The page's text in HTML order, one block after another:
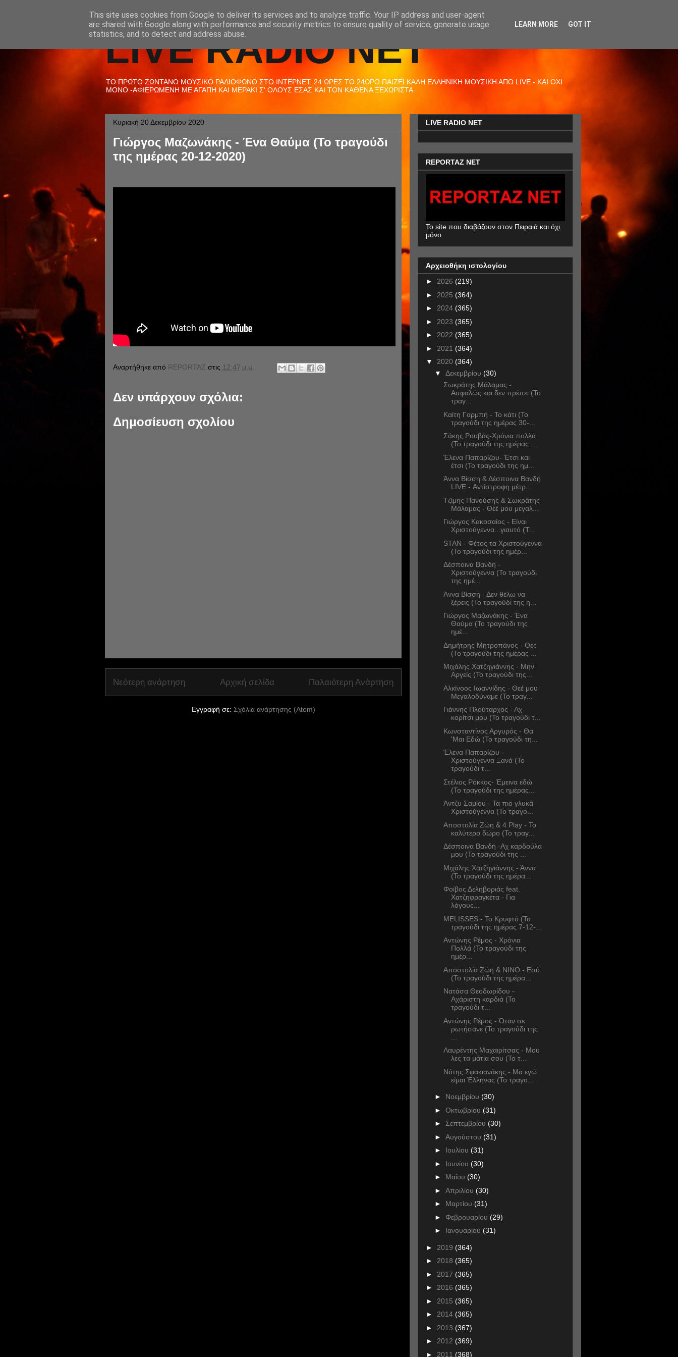
LIVE RADIO NET
ΤΟ ΠΡΩΤΟ ΖΩΝΤΑΝΟ ΜΟΥΣΙΚΟ ΡΑΔΙΟΦΩΝΟ ΣΤΟ ΙΝΤΕΡΝΕΤ. 24 ΩΡΕΣ ΤΟ 24ΩΡΟ ΠΑΙΖΕΙ ΚΑΛΗ ΕΛΛΗΝΙΚΗ ΜΟΥΣΙΚΗ ΑΠΟ LIVE - ΚΑΙ ΟΧΙ
ΜΟΝΟ -ΑΦΙΕΡΩΜΕΝΗ ΜΕ ΑΓΑΠΗ ΚΑΙ ΜΕΡΑΚΙ Σ' ΟΛΟΥΣ ΕΣΑΣ ΚΑΙ ΤΟΝ ΚΑΘΕΝΑ ΞΕΧΩΡΙΣΤΑ.
Κυριακή 20 Δεκεμβρίου 2020
Γιώργος Μαζωνάκης - Ένα Θαύμα (Το τραγούδι
της ημέρας 20-12-2020)
Αναρτήθηκε από REPORTAZ στις 12:47 μ.μ.
Δεν υπάρχουν σχόλια:
Δημοσίευση σχολίου
Νεότερη ανάρτηση Παλαιότερη Ανάρτηση
Αρχική σελίδα
Εγγραφή σε: Σχόλια ανάρτησης (Atom)
LIVE RADIO NET
REPORTAZ NET
To site που διαβάζουν στον Πειραιά και όχι
μόνο
Αρχειοθήκη ιστολογίου
► 2026 (219)
► 2025 (364)
► 2024 (365)
► 2023 (365)
► 2022 (365)
► 2021 (364)
▼ 2020 (364)
▼ Δεκεμβρίου (30)
Σωκράτης Μάλαμας -
Ασφαλώς και δεν πρέπει (Το
τραγ...
Καίτη Γαρμπή - Το κάτι (Το
τραγούδι της ημέρας 30-...
Σάκης Ρουβάς-Χρόνια πολλά
(Το τραγούδι της ημέρας ...
Έλενα Παπαρίζου- Έτσι και
έτσι (Το τραγούδι της ημ...
Άννα Βίσση & Δέσποινα Βανδή
LIVE - Αντίστροφη μέτρ...
Τζίμης Πανούσης & Σωκράτης
Μάλαμας - Θεέ μου μεγαλ...
Γιώργος Κακοσαίος - Είναι
Χριστούγεννα...γιαυτό (Τ...
STAN - Φέτος τα Χριστούγεννα
(Το τραγούδι της ημέρ...
Δέσποινα Βανδή -
Χριστούγεννα (Το τραγούδι
της ημέ...
Άννα Βίσση - Δεν θέλω να
ξέρεις (Το τραγούδι της η...
Γιώργος Μαζωνάκης - Ένα
Θαύμα (Το τραγούδι της
ημέ...
Δημήτρης Μητροπάνος - Θες
(Το τραγούδι της ημέρας ...
Μιχάλης Χατζηγιάννης - Μην
Αργείς (Το τραγούδι της...
Αλκίνοος Ιωαννίδης - Θεέ μου
Μεγαλοδύναμε (Το τραγ...
Γιάννης Πλούταρχος - Αχ
κορίτσι μου (Το τραγούδι τ...
Κωνσταντίνος Αργυρός - Θα
'Μαι Εδώ (Το τραγούδι τη...
Έλενα Παπαρίζου -
Χριστούγεννα Ξανά (Το
τραγούδι τ...
Στέλιος Ρόκκος- Έμεινα εδώ
(Το τραγούδι της ημέρας...
Άντζυ Σαμίου - Τα πιο γλυκά
Χριστούγεννα (Το τραγο...
Αποστολία Ζώη & 4 Play - Το
καλύτερο δώρο (Το τραγ...
Δέσποινα Βανδή -Αχ καρδούλα
μου (Το τραγούδι της ...
Μιχάλης Χατζηγιάννης - Άννα
(Το τραγούδι της ημέρα...
Φοίβος Δεληβοριάς feat.
Χατζηφραγκέτα - Για
λόγους...
MELISSES - Το Κρυφτό (Το
τραγούδι της ημέρας 7-12-...
Αντώνης Ρέμος - Χρόνια
Πολλά (Το τραγούδι της
ημέρ...
Αποστολία Ζώη & ΝΙΝΟ - Εσύ
(Το τραγούδι της ημέρα...
Νατάσα Θεοδωρίδου -
Αχάριστη καρδιά (Το
τραγούδι τ...
Αντώνης Ρέμος - Όταν σε
ρωτήσανε (Το τραγούδι της
Λαυρέντης Μαχαιρίτσας - Μου
λες τα μάτια σου (Το τ...
Νότης Σφακιανάκης - Μα εγώ
είμαι Έλληνας (Το τραγο...
► Νοεμβρίου (30)
► Οκτωβρίου (31)
► Σεπτεμβρίου (30)
► Αυγούστου (31)
► Ιουλίου (31)
► Ιουνίου (30)
► Μαΐου (30)
► Απριλίου (30)
► Μαρτίου (31)
► Φεβρουαρίου (29)
► Ιανουαρίου (31)
► 2019 (364)
► 2018 (365)
► 2017 (365)
► 2016 (365)
► 2015 (365)
► 2014 (365)
► 2013 (367)
► 2012 (369)
► 2011 (368)
This site uses cookies from Google to deliver its services and to analyze traffic. Your IP address and user-agent
are shared with Google along with performance and security metrics to ensure quality of service, generate usage
statistics, and to detect and address abuse.
LEARN MORE GOT IT